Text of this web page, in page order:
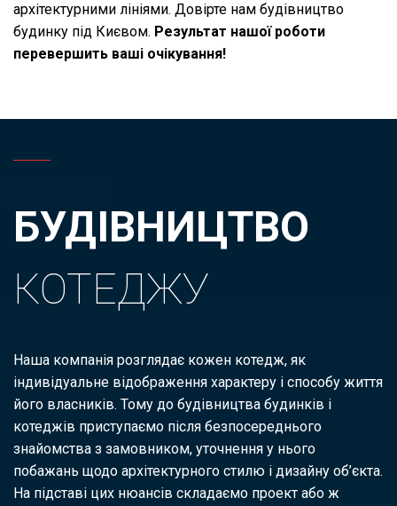
архітектурними лініями. Довірте нам будівництво
будинку під Києвом. Результат нашої роботи
перевершить ваші очікування!
БУДІВНИЦТВО
КОТЕДЖУ
Наша компанія розглядає кожен котедж, як
індивідуальне відображення характеру і способу життя
його власників. Тому до будівництва будинків і
котеджів приступаємо після безпосереднього
знайомства з замовником, уточнення у нього
побажань щодо архітектурного стилю і дизайну об’єкта.
На підставі цих нюансів складаємо проект або ж